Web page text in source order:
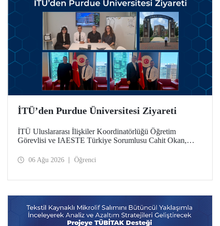
İTÜ’den Purdue Üniversitesi Ziyareti
İTÜ Uluslararası İlişkiler Koordinatörlüğü Öğretim
Görevlisi ve IAESTE Türkiye Sorumlusu Cahit Okan,
Temmuz tarihlerinde ABD’de dünyanın önde gelen
06 Ağu 2026 Öğrenci